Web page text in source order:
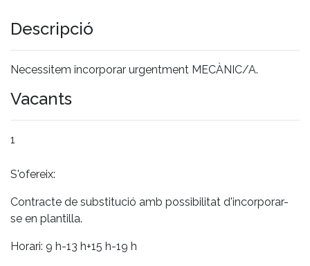
Descripció
Necessitem incorporar urgentment MECÀNIC/A.
Vacants
1
S'ofereix:
Contracte de substitució amb possibilitat d'incorporar-
se en plantilla.
Horari: 9 h-13 h+15 h-19 h